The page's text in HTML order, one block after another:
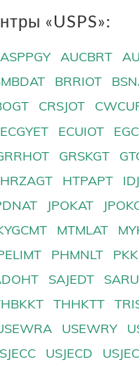
«USPS»:
ASPPGY AUCBRT
BRRIOT
CRSJOT
ECGYET ECUIOT
GRSKGT
HRZAGT HTPAPT
JPOKAT
MTMLAT
PHMNLT
SAJEDT
THHKTT
USEWRY
USJECD